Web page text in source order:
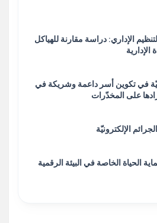
الإداري: دراسة مقارنة للهياكل
في تكوين أسر داعمة وشريكة في
على المخدّرات
الإلكترونيّة
الحياة الخاصة في البيئة الرقمية